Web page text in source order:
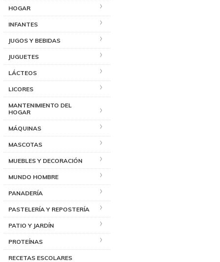
HOGAR
INFANTES
JUGOS Y BEBIDAS
JUGUETES
LÁCTEOS
LICORES
MANTENIMIENTO DEL
HOGAR
MÁQUINAS
MASCOTAS
MUEBLES Y DECORACIÓN
MUNDO HOMBRE
PANADERÍA
PASTELERÍA Y REPOSTERÍA
PATIO Y JARDÍN
PROTEÍNAS
RECETAS ESCOLARES